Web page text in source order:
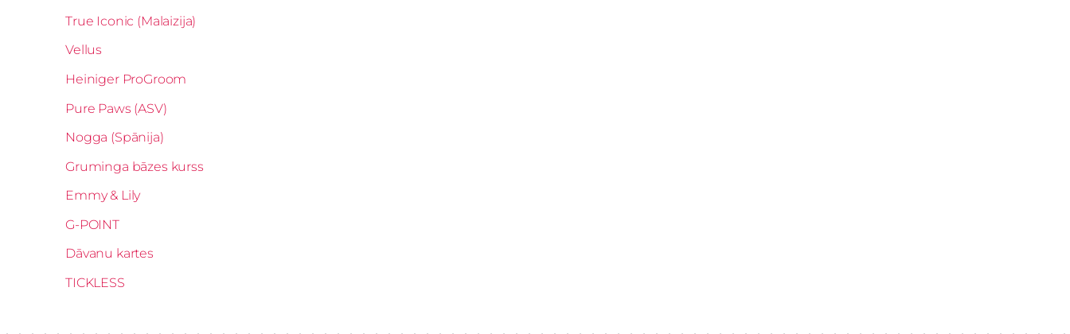
True Iconic (Malaizija)
Vellus
Heiniger ProGroom
Pure Paws (ASV)
Nogga (Spānija)
Gruminga bāzes kurss
Emmy & Lily
G-POINT
Dāvanu kartes
TICKLESS